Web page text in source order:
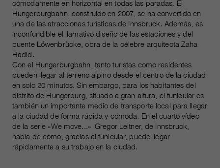
cómodamente en horizontal en todas las paradas. El
Hungerburgbahn, construido en 2007, se ha convertido en
una de las atracciones turísticas de Innsbruck. Además, es
inconfundible el llamativo diseño de las estaciones y del
puente Löwenbrücke, obra de la célebre arquitecta Zaha
Hadid.
Con el Hungerburgbahn, tanto turistas como residentes
pueden llegar al terreno alpino desde el centro de la ciudad
en solo 20 minutos. Sin embargo, para los habitantes del
distrito de Hungerburg, situado a gran altura, el funicular es
también un importante medio de transporte local para llegar
a la ciudad de forma rápida y cómoda. En el cuarto vídeo
de la serie «We move...» Gregor Leitner, de Innsbruck,
habla de cómo, gracias al funicular, puede llegar
rápidamente a su trabajo en la ciudad.
fin
Usado para proteger contra el
spam causado por los spam-bots.
Name
proveedor sgalinski Cookie Opt In
duración 30 días
fin
Guarda la configuración de la
cookie seleccionada por el
usuario.
Name
__utmc, __utmd, __utmz
proveedor Google Analytics
duración
Mehrere - variieren zwischen 2
Jahren und 6 Monaten oder noch
kürzer.
Estas cookies son utilizadas por
Google Analytics para recopilar
diversos tipos de información de
uso, incluida información personal
y no personal. Para más
información, consulte la política de